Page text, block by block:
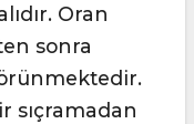
Oran
sonra
sıçramadan